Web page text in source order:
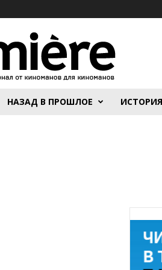
НАЗАД В ПРОШЛОЕ ИСТОРИЯ